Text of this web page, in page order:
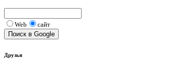
Web сайт
Друзья